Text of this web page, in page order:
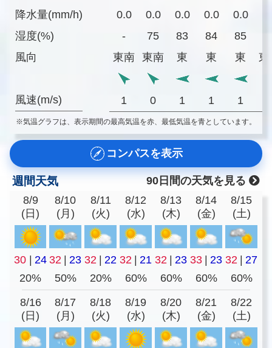
降水量(mm/h)
湿度(%)
風向
風速(m/s)
0.0 0.0 0.0 0.0 0.0
-
75 83 84 85
東南
東南 東 東 東 東
1 0 1 1 1
※気温グラフは、表示期間の最高気温を赤、最低気温を青としています。
コンパスを表示
週間天気
90日間の天気を見る
8/9
(日)
8/10
(月)
8/11
(火)
8/12
(水)
8/13
(木)
8/14
(金)
8/15
(土)
30 | 24 32 | 23 32 | 22 32 | 21 32 | 23 33 | 23 32 | 27
20%
50% 20% 60% 60% 60% 60%
8/16
(日)
8/17
(月)
8/18
(火)
8/19
(水)
8/20
(木)
8/21
(金)
8/22
(土)